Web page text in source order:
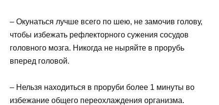
– Окунаться лучше всего по шею, не замочив голову,
чтобы избежать рефлекторного сужения сосудов
головного мозга. Никогда не ныряйте в прорубь
вперед головой.
– Нельзя находиться в проруби более 1 минуты во
избежание общего переохлаждения организма.